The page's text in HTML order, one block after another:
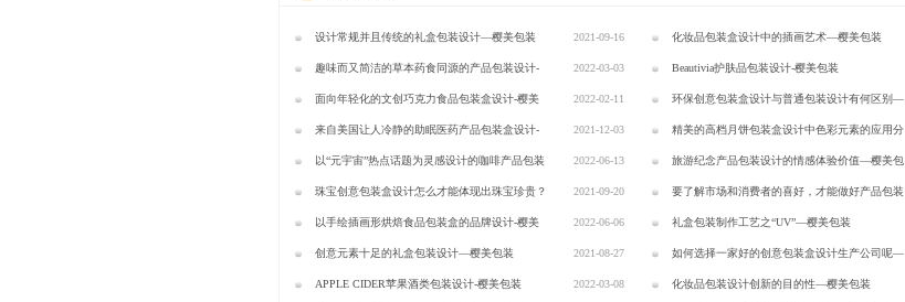
设计常规并且传统的礼盒包装设计—樱美包装 2021-09-16 化妆品包装盒设计中的插画艺术—樱美包装
趣味而又简洁的草本药食同源的产品包装设计-
樱美包装
2022-03-03 Beautivia护肤品包装设计-樱美包装
面向年轻化的文创巧克力食品包装盒设计-樱美
包装
2022-02-11 环保创意包装盒设计与普通包装设计有何区别—
樱美包装
来自美国让人冷静的助眠医药产品包装盒设计-
樱美包装
2021-12-03 精美的高档月饼包装盒设计中色彩元素的应用分
析【樱美包装】
以“元宇宙”热点话题为灵感设计的咖啡产品包装
盒-樱美包装
2022-06-13 旅游纪念产品包装设计的情感体验价值—樱美包
装
珠宝创意包装盒设计怎么才能体现出珠宝珍贵？
—樱美包装
2021-09-20 要了解市场和消费者的喜好，才能做好产品包装
设计—樱美包装
以手绘插画形烘焙食品包装盒的品牌设计-樱美
包装
2022-06-06 礼盒包装制作工艺之“UV”—樱美包装
创意元素十足的礼盒包装设计—樱美包装 2021-08-27 如何选择一家好的创意包装盒设计生产公司呢—
樱美包装
APPLE CIDER苹果酒类包装设计-樱美包装 2022-03-08 化妆品包装设计创新的目的性—樱美包装